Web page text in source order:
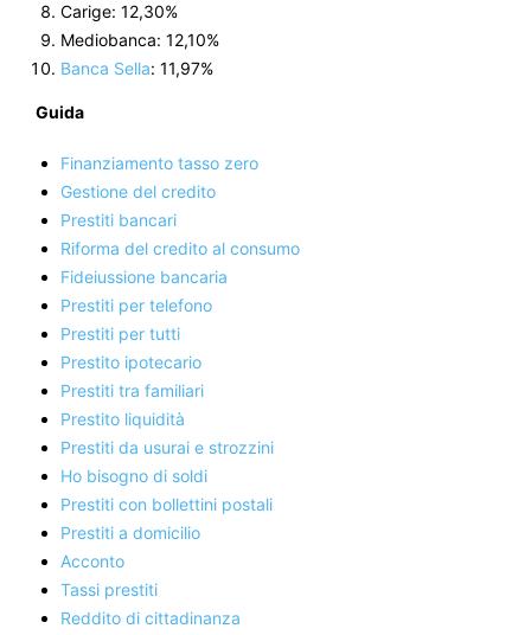
Carige: 12,30%
Mediobanca: 12,10%
Banca Sella: 11,97%
Guida
Finanziamento tasso zero
Gestione del credito
Prestiti bancari
Riforma del credito al consumo
Fideiussione bancaria
Prestiti per telefono
Prestiti per tutti
Prestito ipotecario
Prestiti tra familiari
Prestito liquidità
Prestiti da usurai e strozzini
Ho bisogno di soldi
Prestiti con bollettini postali
Prestiti a domicilio
Acconto
Tassi prestiti
Reddito di cittadinanza